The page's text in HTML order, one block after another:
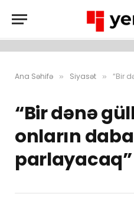
Ana Səhifə » Siyasət » “Bir
“Bir dənə
onların